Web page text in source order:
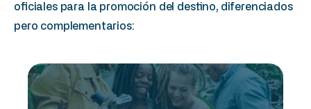
oficiales para la promoción del destino, diferenciados
pero complementarios: